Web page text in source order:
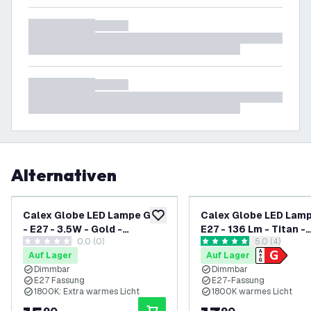
Alternativen
zur Wunschliste hinzufügen
Calex Globe LED Lampe G95
- E27 - 3.5W - Gold -
Dimmbar
0 Bewertungssterne
0.0 (0)
Auf Lager
Dimmbar
E27 Fassung
1800K: Extra warmes Licht
Calex Globe LED
E27 - 136 Lm - Titan -
Vintage Lampe
5 Bewertungssterne
5.0 (4)
Auf Lager
Dimmbar
E27-Fassung
1800K warmes Licht